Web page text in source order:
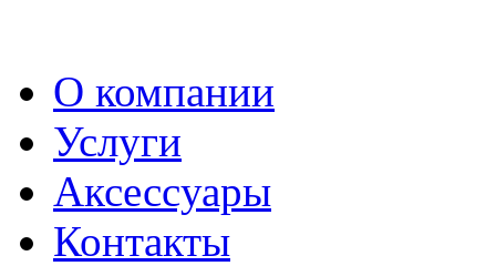
О компании
Услуги
Аксесcуары
Контакты